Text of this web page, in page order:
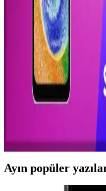
Xiaomi'nin En Büyük
Özellikler ve Kullanıcı
Xiaomi'nin en büyük ekranlı
gelişmiş ekran teknolojileriyle
ve oyun deneyimini artırıyor,
Samsung Galaxy A06
Özellikleri ve
Samsung Galaxy A06 ve A04s
elektronik bileşenleri hakkında
dayanıklılık açısından önemli
Ayın popüler